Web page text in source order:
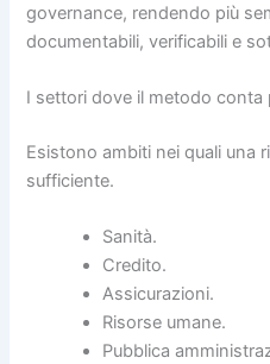
governance, rendendo più
documentabili, verificabili e
I settori dove il metodo conta
Esistono ambiti nei quali una
sufficiente.
Sanità.
Credito.
Assicurazioni.
Risorse umane.
Pubblica